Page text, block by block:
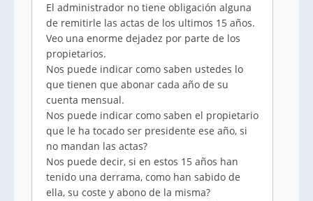
El administrador no tiene obligación alguna
de remitirle las actas de los ultimos 15 años.
Veo una enorme dejadez por parte de los
propietarios.
Nos puede indicar como saben ustedes lo
que tienen que abonar cada año de su
cuenta mensual.
Nos puede indicar como saben el propietario
que le ha tocado ser presidente ese año, si
no mandan las actas?
Nos puede decir, si en estos 15 años han
tenido una derrama, como han sabido de
ella, su coste y abono de la misma?